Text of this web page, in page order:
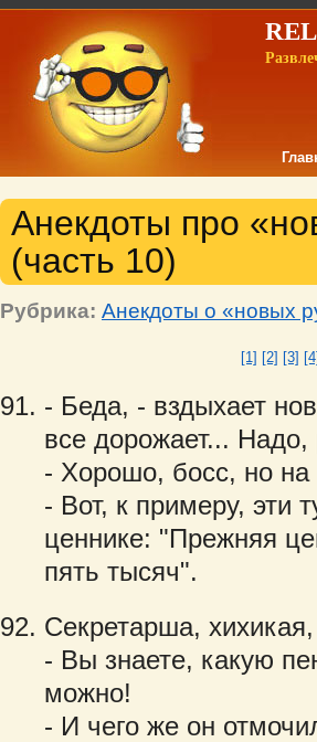
Анекдоты про
(часть 10)
Рубрика: Анекдоты о «новых
[1] [2] [3] [4]
- Беда, - вздыхает
все дорожает...
- Хорошо, босс, но на
- Вот, к примеру, эти
ценнике: "Прежняя
пять тысяч".
Секретарша,
- Вы знаете, какую
можно!
- И чего же он